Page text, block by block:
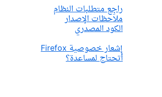
راجِع متطلبات النظام
ملاحظات الإصدار
الكود المصدري
إشعار خصوصية Firefox
أتحتاج لمساعدة؟